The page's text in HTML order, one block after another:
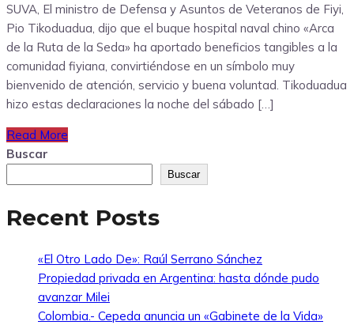
SUVA, El ministro de Defensa y Asuntos de Veteranos de Fiyi,
Pio Tikoduadua, dijo que el buque hospital naval chino «Arca
de la Ruta de la Seda» ha aportado beneficios tangibles a la
comunidad fiyiana, convirtiéndose en un símbolo muy
bienvenido de atención, servicio y buena voluntad. Tikoduadua
hizo estas declaraciones la noche del sábado […]
Read More
Buscar
Buscar
Recent Posts
«El Otro Lado De»: Raúl Serrano Sánchez
Propiedad privada en Argentina: hasta dónde pudo
avanzar Milei
Colombia.- Cepeda anuncia un «Gabinete de la Vida»